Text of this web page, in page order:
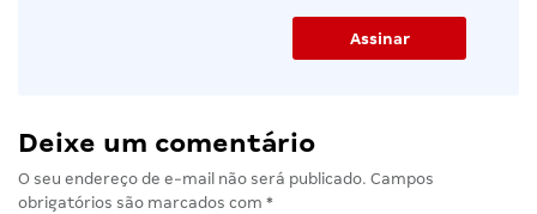
Deixe um comentário
O seu endereço de e-mail não será publicado. Campos
obrigatórios são marcados com *